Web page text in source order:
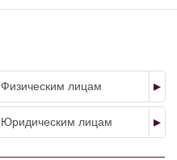
Физическим лицам
Юридическим лицам